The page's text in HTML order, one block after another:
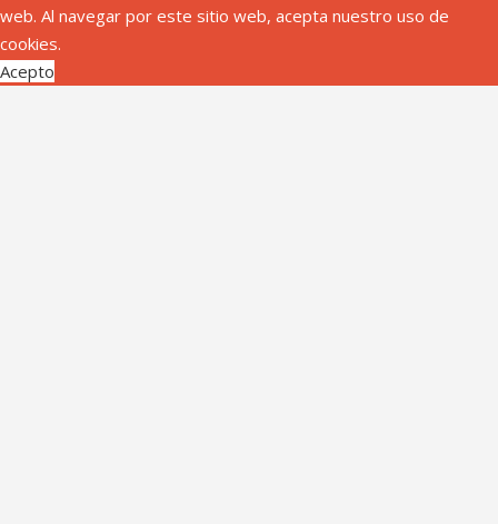
web. Al navegar por este sitio web, acepta nuestro uso de
cookies.
Acepto